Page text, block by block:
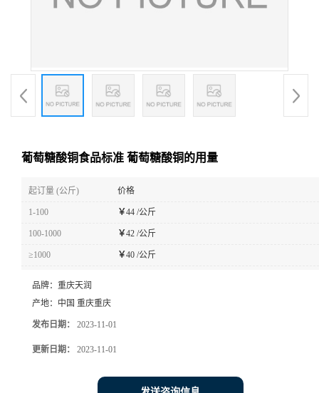
葡萄糖酸铜食品标准 葡萄糖酸铜的用量
起订量 (公斤) 价格
1-100 ￥44 /公斤
100-1000 ￥42 /公斤
≥1000 ￥40 /公斤
品牌： 重庆天润
产地： 中国 重庆重庆
发布日期： 2023-11-01
更新日期： 2023-11-01